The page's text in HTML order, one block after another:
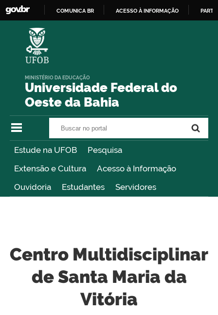
COMUNICA BR ACESSO À INFORMAÇÃO
Universidade Federal do
Oeste da Bahia
MINISTÉRIO DA EDUCAÇÃO
Estude na UFOB
Pesquisa
Extensão e Cultura
Acesso à Informação
Ouvidoria
Estudantes Servidores
Centro Multidisciplinar
de Santa Maria da
Vitória